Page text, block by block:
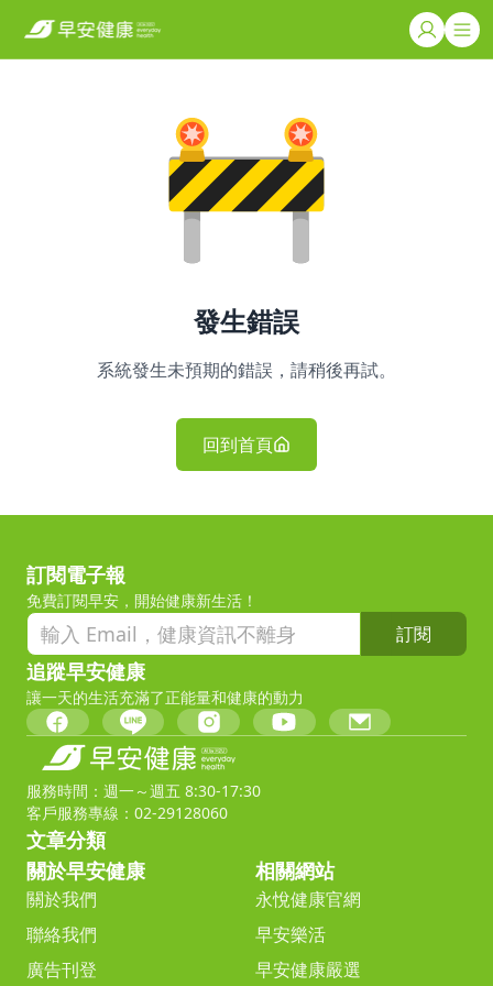
發生錯誤
系統發生未預期的錯誤，請稍後再試。
回到首頁
訂閱電子報
免費訂閱早安，開始健康新生活！
訂閱
追蹤早安健康
讓一天的生活充滿了正能量和健康的動力
服務時間：週一～週五 8:30-17:30
客戶服務專線：02-29128060
文章分類
關於早安健康
關於我們
聯絡我們
廣告刊登
相關網站
永悅健康官網
早安樂活
早安健康嚴選